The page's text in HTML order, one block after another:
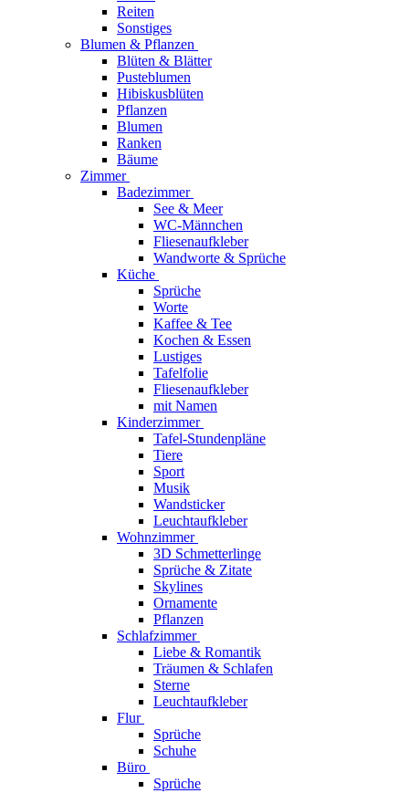
Reiten
Sonstiges
Blumen & Pflanzen
Blüten & Blätter
Pusteblumen
Hibiskusblüten
Pflanzen
Blumen
Ranken
Bäume
Zimmer
Badezimmer
See & Meer
WC-Männchen
Fliesenaufkleber
Wandworte & Sprüche
Küche
Sprüche
Worte
Kaffee & Tee
Kochen & Essen
Lustiges
Tafelfolie
Fliesenaufkleber
mit Namen
Kinderzimmer
Tafel-Stundenpläne
Tiere
Sport
Musik
Wandsticker
Leuchtaufkleber
Wohnzimmer
3D Schmetterlinge
Sprüche & Zitate
Skylines
Ornamente
Pflanzen
Schlafzimmer
Liebe & Romantik
Träumen & Schlafen
Sterne
Leuchtaufkleber
Flur
Sprüche
Schuhe
Büro
Sprüche